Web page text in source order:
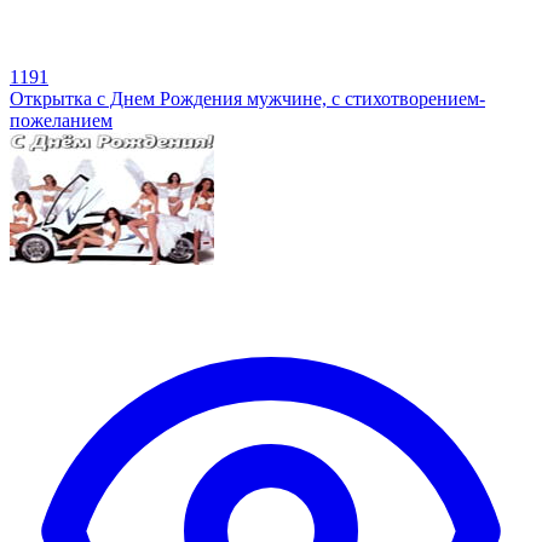
1191
Открытка с Днем Рождения мужчине, с стихотворением-
пожеланием